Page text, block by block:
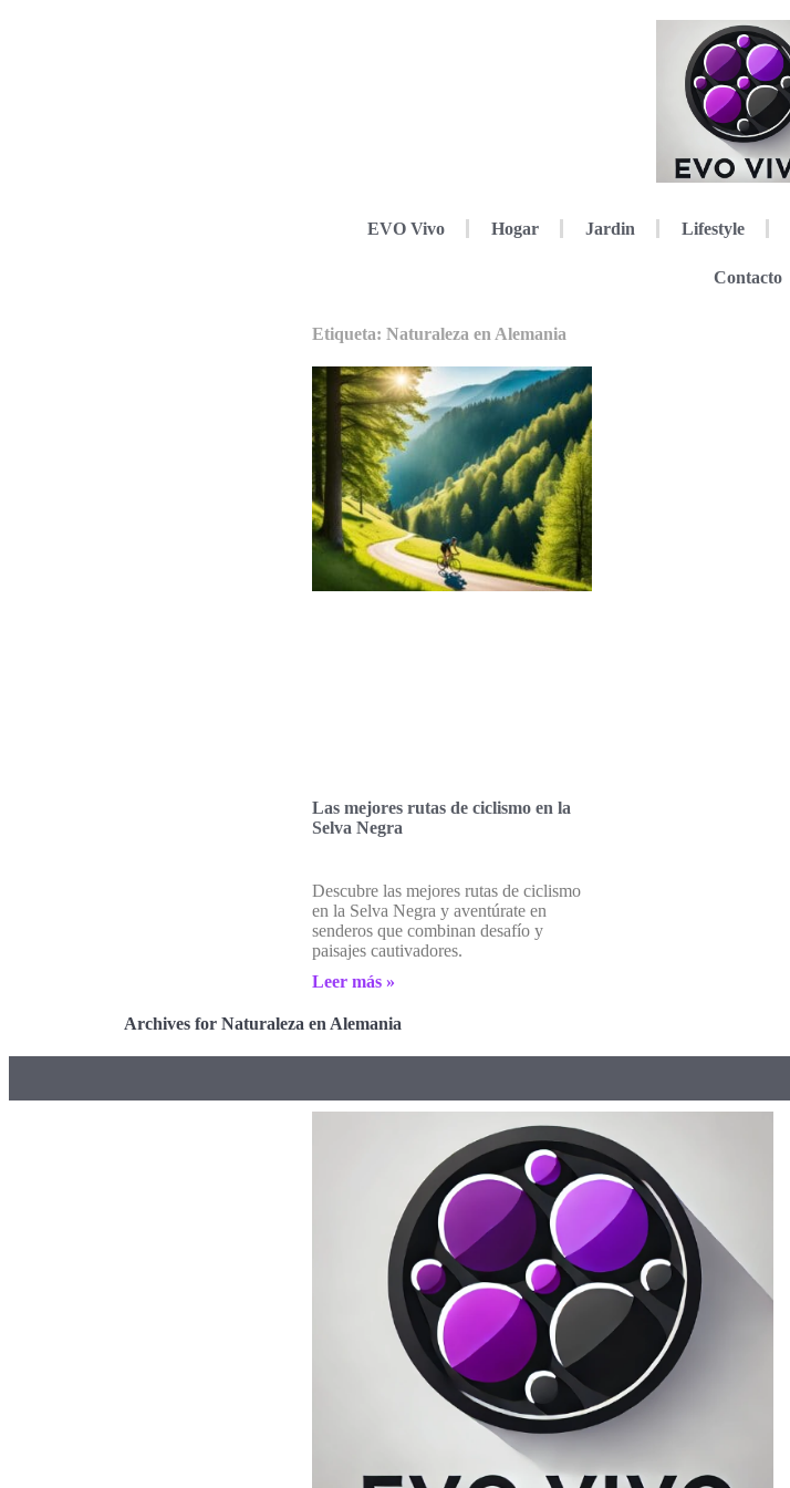
EVO Vivo Hogar Jardin Lifestyle
Contacto
Etiqueta: Naturaleza en Alemania
Las mejores rutas de ciclismo en la
Selva Negra
Descubre las mejores rutas de ciclismo
en la Selva Negra y aventúrate en
senderos que combinan desafío y
paisajes cautivadores.
Leer más »
Archives for Naturaleza en Alemania